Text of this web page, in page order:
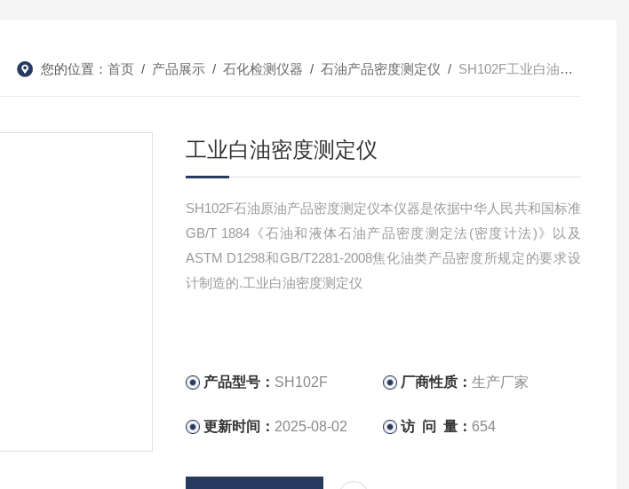
您的位置： 首页/ 产品展示/ 石化检测仪器 / 石油产品密度测定仪 / SH102F工业白油密度测定仪
工业白油密度测定仪
SH102F石油原油产品密度测定仪本仪器是依据中华人民共和国标准
GB/T 1884《石油和液体石油产品密度测定法(密度计法)》以及
ASTM D1298和GB/T2281-2008焦化油类产品密度所规定的要求设
计制造的.工业白油密度测定仪
产品型号： SH102F 厂商性质：生产厂家
更新时间： 2025-08-02 访 问 量： 654